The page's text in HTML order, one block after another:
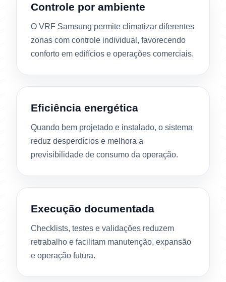
Controle por ambiente
O VRF Samsung permite climatizar diferentes
zonas com controle individual, favorecendo
conforto em edifícios e operações comerciais.
Eficiência energética
Quando bem projetado e instalado, o sistema
reduz desperdícios e melhora a
previsibilidade de consumo da operação.
Execução documentada
Checklists, testes e validações reduzem
retrabalho e facilitam manutenção, expansão
e operação futura.